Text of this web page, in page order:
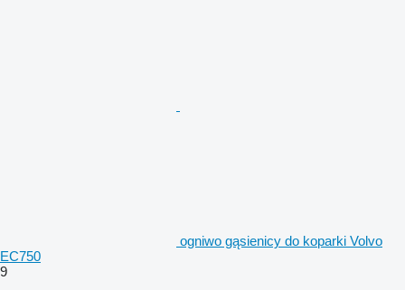
ogniwo gąsienicy do koparki Volvo
EC750
9